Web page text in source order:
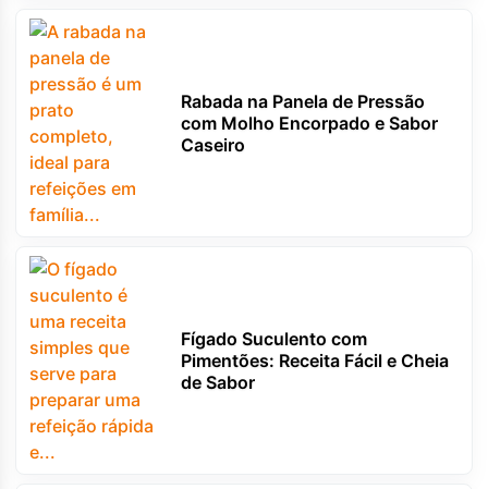
Rabada na Panela de Pressão
com Molho Encorpado e Sabor
Caseiro
Fígado Suculento com
Pimentões: Receita Fácil e Cheia
de Sabor